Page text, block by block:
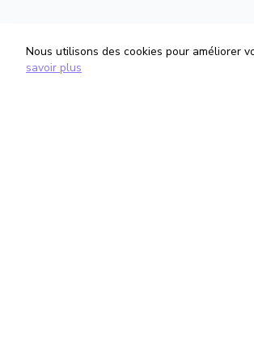
Nous utilisons des cookies pour améliorer
savoir plus